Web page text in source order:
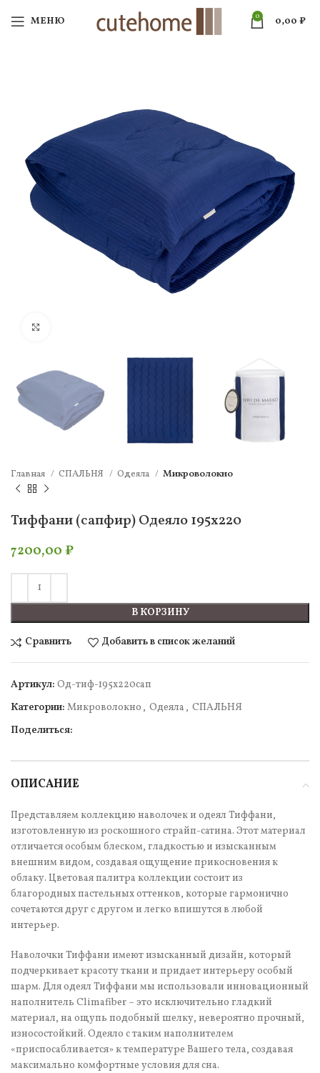
МЕНЮ 0 0,00 ₽
Главная СПАЛЬНЯ Одеяла Микроволокно
Тиффани (сапфир) Одеяло 195х220
7200,00 ₽
В КОРЗИНУ
Сравнить Добавить в список желаний
Артикул: Од-тиф-195х220сап
Категории: Микроволокно , Одеяла , СПАЛЬНЯ
Поделиться:
ОПИСАНИЕ
Представляем коллекцию наволочек и одеял Тиффани,
изготовленную из роскошного страйп-сатина. Этот материал
отличается особым блеском, гладкостью и изысканным
внешним видом, создавая ощущение прикосновения к
облаку. Цветовая палитра коллекции состоит из
благородных пастельных оттенков, которые гармонично
сочетаются друг с другом и легко впишутся в любой
интерьер.
Наволочки Тиффани имеют изысканный дизайн, который
подчеркивает красоту ткани и придает интерьеру особый
шарм. Для одеял Тиффани мы использовали инновационный
наполнитель Climafiber – это исключительно гладкий
материал, на ощупь подобный шелку, невероятно прочный,
износостойкий. Одеяло с таким наполнителем
«приспосабливается» к температуре Вашего тела, создавая
максимально комфортные условия для сна.